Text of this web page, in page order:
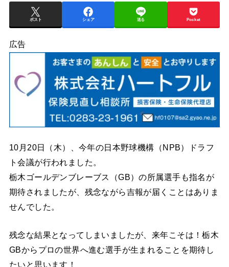
ポスト シェア 送る Pocket
広告
10月20日（木）、今年の日本野球機構（NPB）ドラフ
ト会議が行われました。
栃木ゴールデンブレーブス（GB）の所属選手も指名が
期待されましたが、残念ながら吉報が届くことはありま
せんでした。
残念な結果となってしまいましたが、来年こそは！栃木
GBからプロの世界へ進む選手が生まれることを期待し
たいと思います！